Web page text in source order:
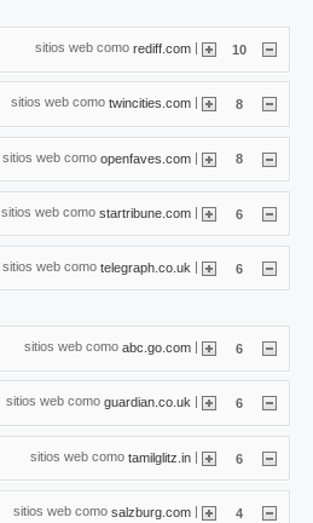
sitios web como rediff.com | 10
sitios web como twincities.com 8
sitios web como openfaves.com | 8
sitios web como startribune.com | 6
sitios web como telegraph.co.uk | 6
sitios web como abc.go.com 6
sitios web como guardian.co.uk 6
sitios web como tamilglitz.in | 6
sitios web como salzburg.com | 4